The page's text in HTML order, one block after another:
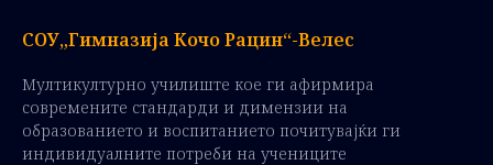
СОУ„Гимназија Кочо Рацин“-Велес
Мултикултурно училиште кое ги афирмира
современите стандарди и димензии на
образованието и воспитанието почитувајќи ги
индивидуалните потреби на учениците